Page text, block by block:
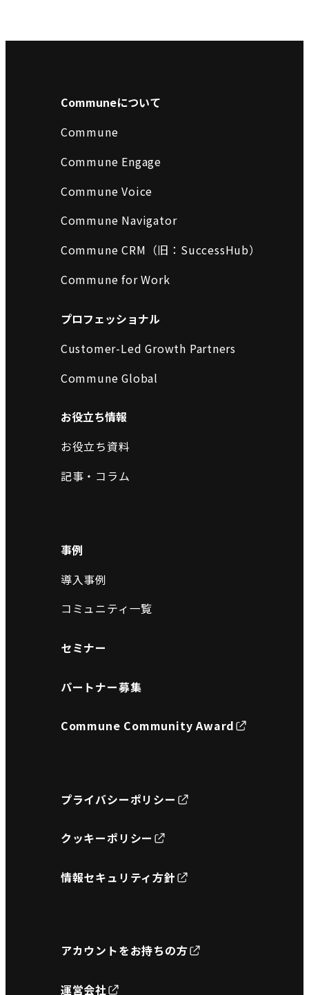
Communeについて
Commune
Commune Engage
Commune Voice
Commune Navigator
Commune CRM（旧：SuccessHub）
Commune for Work
プロフェッショナル
Customer-Led Growth Partners
Commune Global
お役立ち情報
お役立ち資料
記事・コラム
事例
導入事例
コミュニティ一覧
セミナー
パートナー募集
Commune Community Award
プライバシーポリシー
クッキーポリシー
情報セキュリティ方針
アカウントをお持ちの方
運営会社